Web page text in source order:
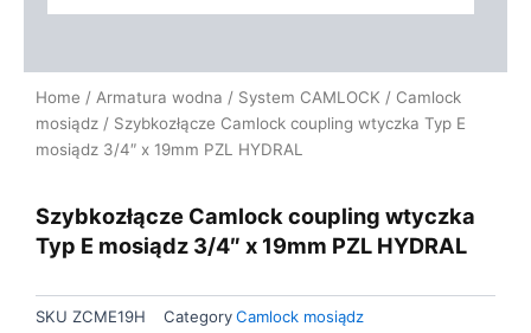
Home / Armatura wodna / System CAMLOCK / Camlock
mosiądz / Szybkozłącze Camlock coupling wtyczka Typ E
mosiądz 3/4″ x 19mm PZL HYDRAL
Szybkozłącze Camlock coupling wtyczka
Typ E mosiądz 3/4″ x 19mm PZL HYDRAL
SKU ZCME19H CategoryCamlock mosiądz